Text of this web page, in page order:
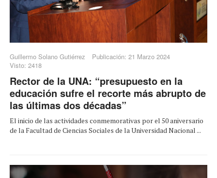
Guillermo Solano Gutiérrez
Publicación: 21 Marzo 2024
Visto: 2418
Rector de la UNA: “presupuesto en la
educación sufre el recorte más abrupto de
las últimas dos décadas”
El inicio de las actividades conmemorativas por el 50 aniversario
de la Facultad de Ciencias Sociales de la Universidad Nacional ...